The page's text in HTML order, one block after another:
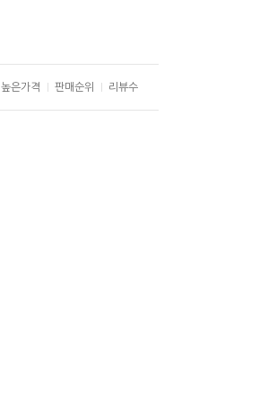
높은가격 판매순위 리뷰수